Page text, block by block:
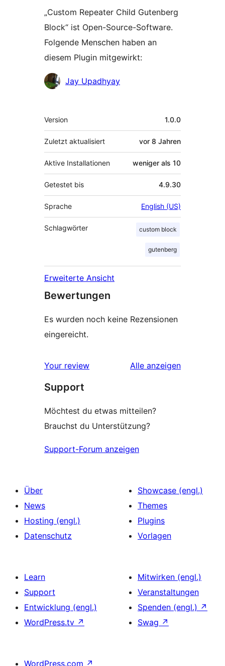
„Custom Repeater Child Gutenberg
Block“ ist Open-Source-Software.
Folgende Menschen haben an
diesem Plugin mitgewirkt:
Mitwirkende
Jay Upadhyay
Meta
Version 1.0.0
Zuletzt aktualisiert vor 8 Jahren
Aktive Installationen weniger als 10
Getestet bis 4.9.30
Sprache English (US)
Schlagwörter custom block
gutenberg
Erweiterte Ansicht
Bewertungen
Es wurden noch keine Rezensionen
eingereicht.
Your review Alle Rezensionen
anzeigen
Support
Möchtest du etwas mitteilen?
Brauchst du Unterstützung?
Support-Forum anzeigen
Über
News
Hosting (engl.)
Datenschutz
Showcase (engl.)
Themes
Plugins
Vorlagen
Learn
Support
Entwicklung (engl.)
WordPress.tv ↗
Mitwirken (engl.)
Veranstaltungen
Spenden (engl.) ↗
Swag ↗
WordPress.com ↗